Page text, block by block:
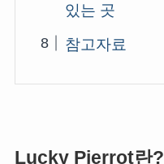
있는 곳
참고자료
Lucky Pierrot란?